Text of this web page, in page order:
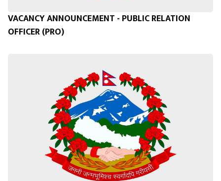
VACANCY ANNOUNCEMENT - PUBLIC RELATION
OFFICER (PRO)